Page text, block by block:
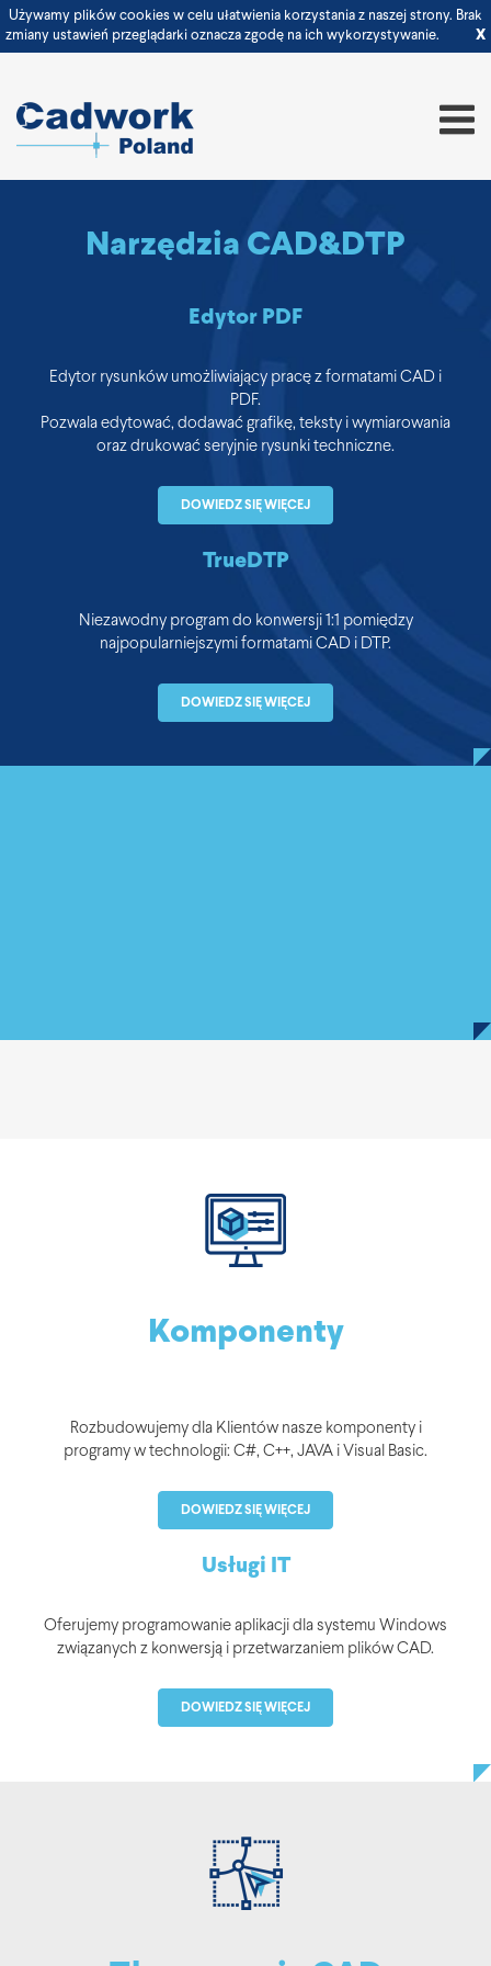
Używamy plików cookies w celu ułatwienia korzystania z naszej strony. Brak
zmiany ustawień przeglądarki oznacza zgodę na ich wykorzystywanie.
X
Narzędzia CAD&DTP
Edytor PDF
Edytor rysunków umożliwiający pracę z formatami CAD i
PDF.
Pozwala edytować, dodawać grafikę, teksty i wymiarowania
oraz drukować seryjnie rysunki techniczne.
DOWIEDZ SIĘ WIĘCEJ
TrueDTP
Niezawodny program do konwersji 1:1 pomiędzy
najpopularniejszymi formatami CAD i DTP.
DOWIEDZ SIĘ WIĘCEJ
Komponenty
Rozbudowujemy dla Klientów nasze komponenty i
programy w technologii: C#, C++, JAVA i Visual Basic.
DOWIEDZ SIĘ WIĘCEJ
Usługi IT
Oferujemy programowanie aplikacji dla systemu Windows
związanych z konwersją i przetwarzaniem plików CAD.
DOWIEDZ SIĘ WIĘCEJ